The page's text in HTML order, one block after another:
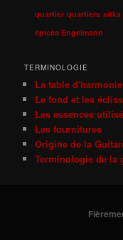
quartier quartiers sitka
épicéa Engelmann
TERMINOLOGIE
La table d'harmonie
Le fond et les
Les essences
Les fournitures
Origine de la
Terminologie de la